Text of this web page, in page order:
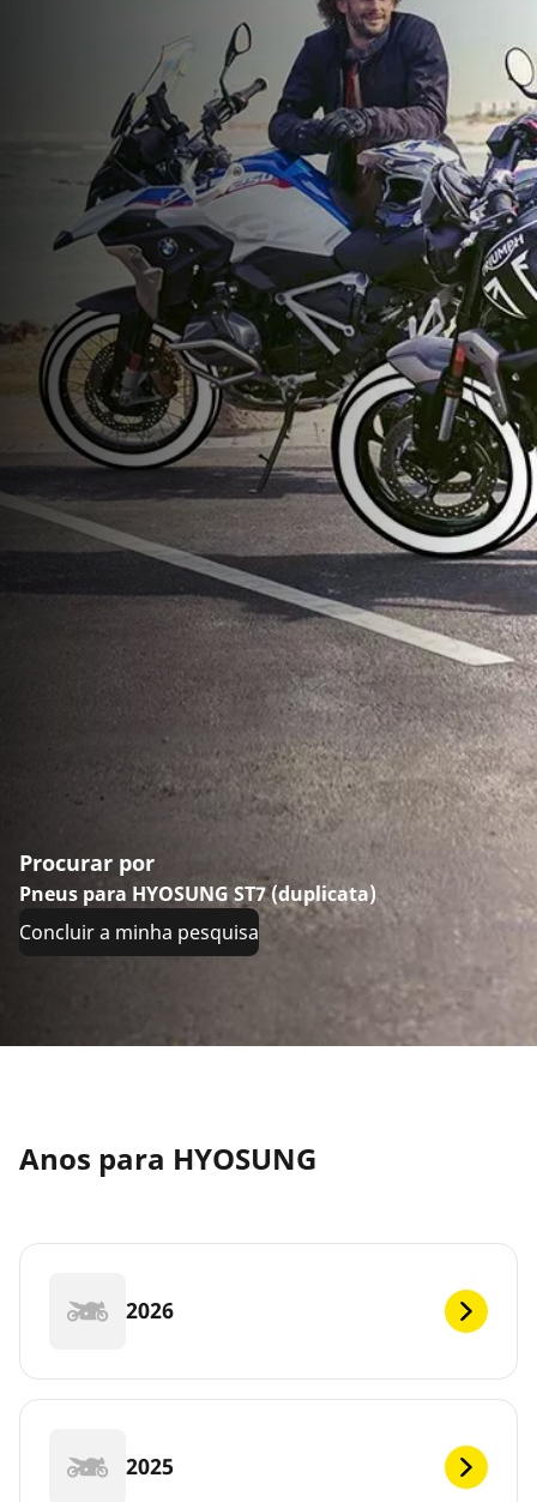
Procurar por
Pneus para HYOSUNG ST7 (duplicata)
Concluir a minha pesquisa
Anos para HYOSUNG
2026
2025